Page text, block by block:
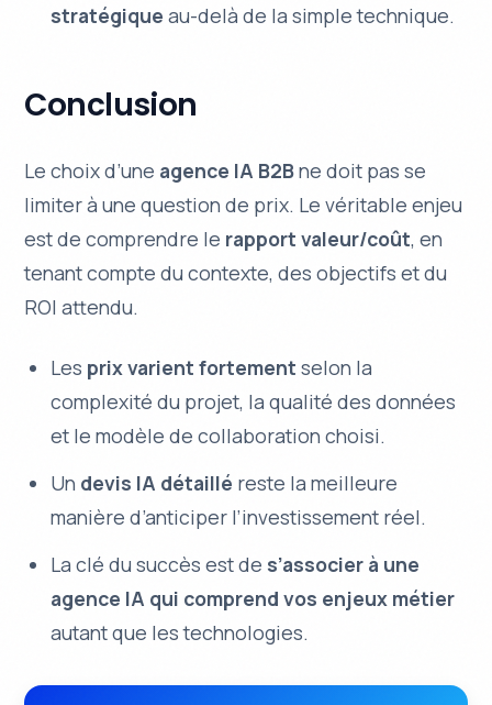
stratégique au-delà de la simple technique.
Conclusion
Le choix d’une agence IA B2Bne doit pas se
limiter à une question de prix. Le véritable enjeu
est de comprendre le rapport valeur/coût, en
tenant compte du contexte, des objectifs et du
ROI attendu.
Les prix varient fortement selon la
complexité du projet, la qualité des données
et le modèle de collaboration choisi.
Un devis IA détaillé reste la meilleure
manière d’anticiper l’investissement réel.
La clé du succès est de s’associer à une
agence IA qui comprend vos enjeux métier
autant que les technologies.